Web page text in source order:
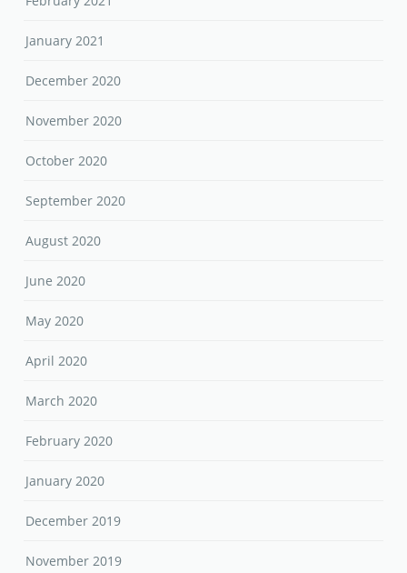
January 2021
December 2020
November 2020
October 2020
September 2020
August 2020
June 2020
May 2020
April 2020
March 2020
February 2020
January 2020
December 2019
November 2019